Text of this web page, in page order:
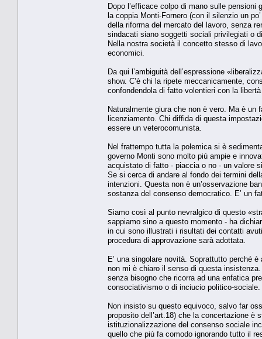
Dopo l’efficace colpo di mano sulle
la coppia Monti-Fornero (con il silenzio un
della riforma del mercato del lavoro, senza
sindacati siano soggetti sociali privilegiati o
Nella nostra società il concetto stesso di
economici.
Da qui l’ambiguità dell’espressione
show. C’è chi la ripete meccanicamente,
confondendola di fatto volentieri con la
Naturalmente giura che non è vero. Ma è
licenziamento. Chi diffida di questa
essere un veterocomunista.
Nel frattempo tutta la polemica si è
governo Monti sono molto più ampie e
acquistato di fatto - piaccia o no - un valore
Se si cerca di andare al fondo dei termini
intenzioni. Questa non è un’osservazione
sostanza del consenso democratico. E’ un
Siamo così al punto nevralgico di questo
sappiamo sino a questo momento - ha
in cui sono illustrati i risultati dei contatti
procedura di approvazione sarà adottata.
E’ una singolare novità. Soprattutto perché
non mi è chiaro il senso di questa
senza bisogno che ricorra ad una enfatica
consociativismo o di inciucio politico-sociale.
Non insisto su questo equivoco, salvo far
proposito dell’art.18) che la concertazione
istituzionalizzazione del consenso sociale
quello che più fa comodo ignorando tutto il